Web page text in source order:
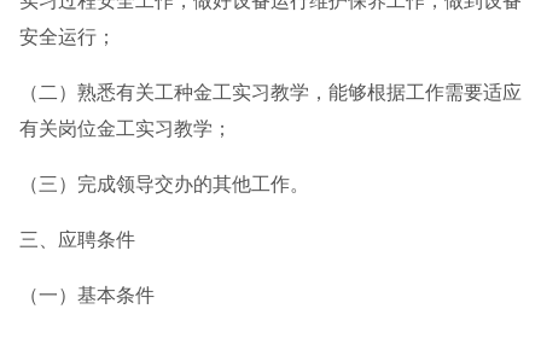
安全运行；
（二）熟悉有关工种金工实习教学，能够根据工作需要适应
有关岗位金工实习教学；
（三）完成领导交办的其他工作。
三、应聘条件
（一）基本条件